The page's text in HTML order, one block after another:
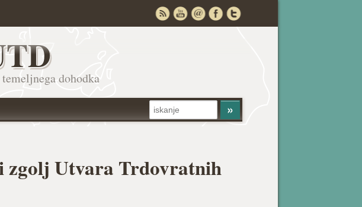
dohodka
zgolj Utvara Trdovratnih